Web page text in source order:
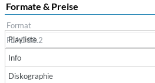
Leipziger Streichquartett
Genre:
Formate & Preise
Format
FLAC 88.2
Playliste
Info
Diskographie